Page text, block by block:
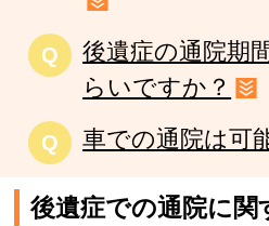
Q
後遺症の通院期
らいですか？
Q 車での通院は可
後遺症での通院に関